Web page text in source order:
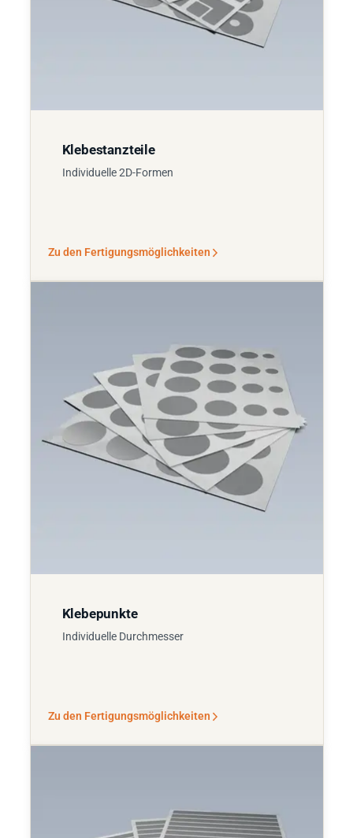
Klebestanzteile
Individuelle 2D-Formen
Zu den Fertigungsmöglichkeiten
Klebepunkte
Individuelle Durchmesser
Zu den Fertigungsmöglichkeiten